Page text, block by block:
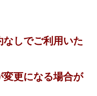
しでご利用いた
更になる場合が